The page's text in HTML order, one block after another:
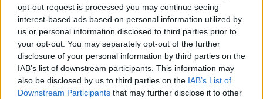
opt-out request is processed you may continue seeing
interest-based ads based on personal information utilized by
us or personal information disclosed to third parties prior to
your opt-out. You may separately opt-out of the further
disclosure of your personal information by third parties on the
IAB’s list of downstream participants. This information may
also be disclosed by us to third parties on the IAB’s List of
Downstream Participants that may further disclose it to other
Alle
offiziellen
Maps im
Cluster
Cross-Ark-
Chat
Chat im
Discord
Eigene
Software
zur
Verwaltung
der Server
Aktives
Adminteam
Stark
besuchter
TS-Server
Gut
strukturiert
er Discord